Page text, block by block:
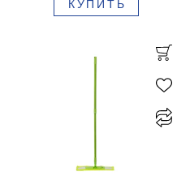
КУПИТЬ